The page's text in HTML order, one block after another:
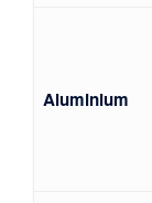
Aluminium